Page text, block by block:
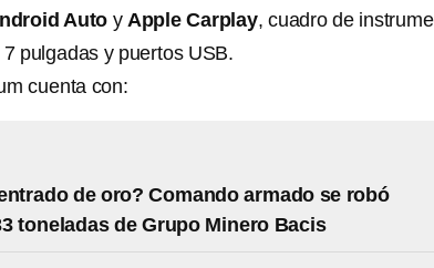
Auto y Apple Carplay, cuadro de
pulgadas y puertos USB.
cuenta con:
de oro? Comando armado se robó
toneladas de Grupo Minero Bacis